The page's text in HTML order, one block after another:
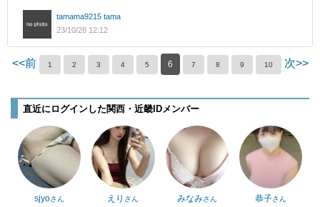
tamama9215 tama
23/10/28 12:12
<<前 1 2 3 4 5 6 7 8 9 10 次>>
直近にログインした関西・近畿IDメンバー
sjyoさん えり さん みなみさん 恭子さん